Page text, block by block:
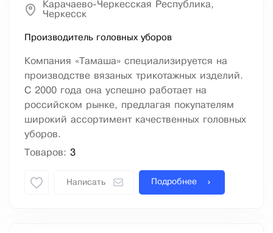
Карачаево-Черкесская Республика,
Черкесск
Производитель головных уборов
Компания «Тамаша» специализируется на
производстве вязаных трикотажных изделий.
С 2000 года она успешно работает на
российском рынке, предлагая покупателям
широкий ассортимент качественных головных
уборов.
Товаров: 3
Написать Подробнее